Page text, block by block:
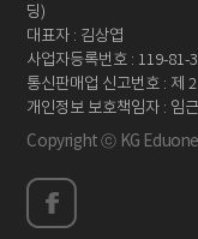
딩)
대표자 : 김상엽
사업자등록번호 : 119-81-
통신판매업 신고번호 : 제
개인정보 보호책임자 :
Copyright ⓒ KG